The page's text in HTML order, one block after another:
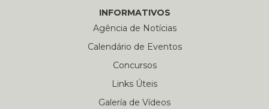
INFORMATIVOS
Agência de Notícias
Calendário de Eventos
Concursos
Links Úteis
Galería de Vídeos